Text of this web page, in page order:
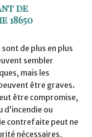
de
de plus en plus
sembler
mais les
être graves.
être compromise,
d’incendie ou
contrefaite peut ne
nécessaires,